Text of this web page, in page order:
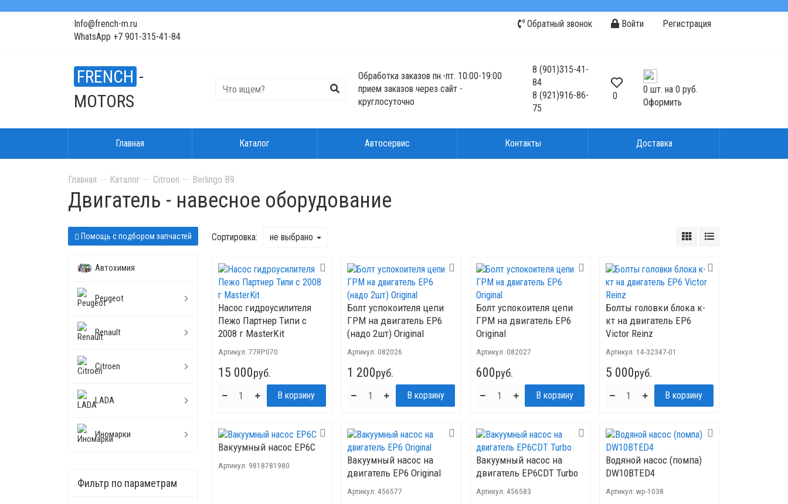
Info@french-m.ru
WhatsApp +7 901-315-41-84
Обратный звонок Войти Регистрация
FRENCH -
MOTORS
Обработка заказов пн.-пт. 10:00-19:00
прием заказов через сайт -
круглосуточно
8(901)315-41-
84
8(921)916-86-
75
0
0 шт. на 0 руб.
Оформить
Главная Каталог Автосервис Контакты Доставка
Главная Каталог Citroen Berlingo B9
Двигатель - навесное оборудование
Помощь с подбором запчастей
Автохимия
Peugeot
Renault
Citroen
LADA
Иномарки
Фильтр по параметрам
Сортировка: не выбрано
Насос гидроусилителя
Пежо Партнер Типи с
2008 г MasterKit
Артикул: 77RP070
15 000руб.
Болт успокоителя цепи
ГРМ на двигатель ЕР6
(надо 2шт) Original
Артикул: 082026
1 200руб.
Болт успокоителя цепи
ГРМ на двигатель ЕР6
Original
Артикул:082027
600руб.
Болты головки блока к-
кт на двигатель ЕР6
Victor Reinz
Артикул: 14-32347-01
5 000руб.
Вакуумный насос EP6C
Артикул: 9818781980
Вакуумный насос на
двигатель EP6 Original
Артикул: 456577
Вакуумный насос на
двигатель EP6CDT Turbo
Артикул:456583
Водяной насос (помпа)
DW10BTED4
Артикул: wp-1038